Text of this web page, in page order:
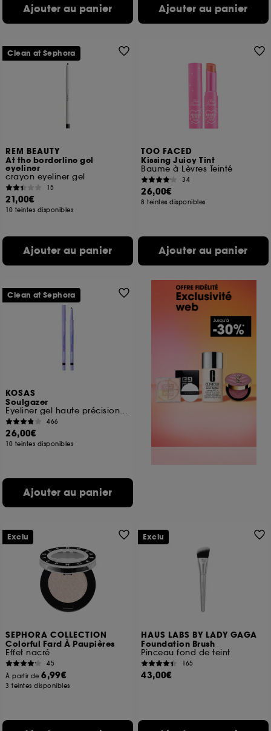
Ajouter au panier Ajouter au panier
REM BEAUTY
At the borderline gel
eyeliner
crayon eyeliner gel
15
21,00€
10 teintes disponibles
Ajouter au panier
Clean at Sephora
TOO FACED
Kissing Juicy Tint
Baume à Lèvres Teinté
34
26,00€
8 teintes disponibles
Ajouter au panier
KOSAS
Soulgazer
Eyeliner gel haute précision longue tenue
466
26,00€
10 teintes disponibles
Ajouter au panier
Clean at Sephora
SEPHORA COLLECTION
Colorful Fard À Paupières
Effet nacré
45
À partir de6,99€
3 teintes disponibles
Exclu
HAUS LABS BY LADY GAGA
Foundation Brush
Pinceau fond de teint
165
43,00€
Exclu